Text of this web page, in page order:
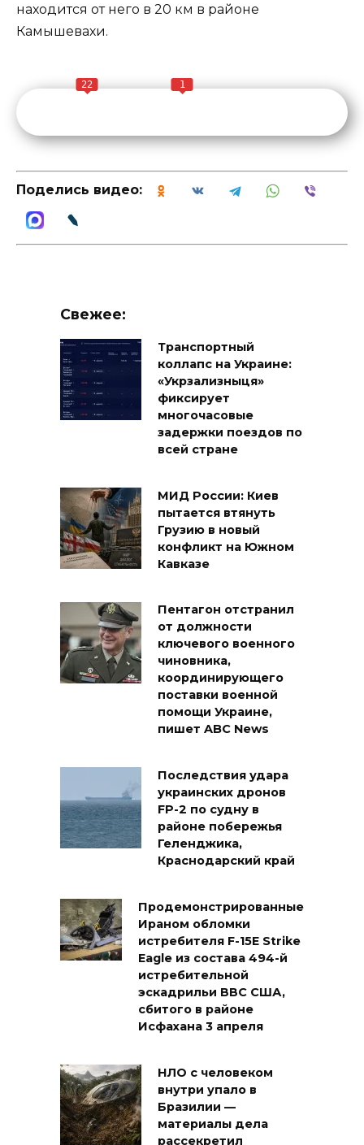
находится от него в 20 км в районе
Камышевахи.
22 1
Поделись видео:
Свежее:
Транспортный
коллапс на Украине:
«Укрзализныця»
фиксирует
многочасовые
задержки поездов по
всей стране
МИД России: Киев
пытается втянуть
Грузию в новый
конфликт на Южном
Кавказе
Пентагон отстранил
от должности
ключевого военного
чиновника,
координирующего
поставки военной
помощи Украине,
пишет ABC News
Последствия удара
украинских дронов
FP-2 по судну в
районе побережья
Геленджика,
Краснодарский край
Продемонстрированные
Ираном обломки
истребителя F-15E Strike
Eagle из состава 494-й
истребительной
эскадрильи ВВС США,
сбитого в районе
Исфахана 3 апреля
НЛО с человеком
внутри упало в
Бразилии —
материалы дела
рассекретил